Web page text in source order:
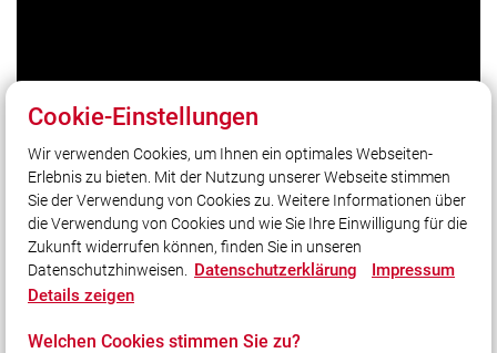
Unser Leitsatz
Gott zur Ehr´,
dem Nächsten zur Wehr
Social Media
Cookie-Einstellungen
Wir verwenden Cookies, um Ihnen ein optimales Webseiten-
Erlebnis zu bieten. Mit der Nutzung unserer Webseite stimmen
Sie der Verwendung von Cookies zu. Weitere Informationen über
die Verwendung von Cookies und wie Sie Ihre Einwilligung für die
Zukunft widerrufen können, finden Sie in unseren
Datenschutzhinweisen. Datenschutzerklärung
Impressum
Details zeigen
Welchen Cookies stimmen Sie zu?